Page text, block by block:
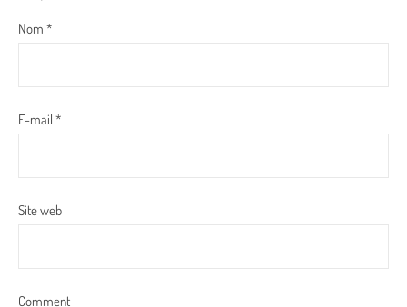
Nom *
E-mail *
Site web
Comment